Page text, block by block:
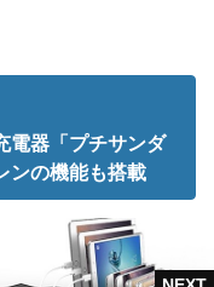
電器「プチサンダ
の機能も搭載